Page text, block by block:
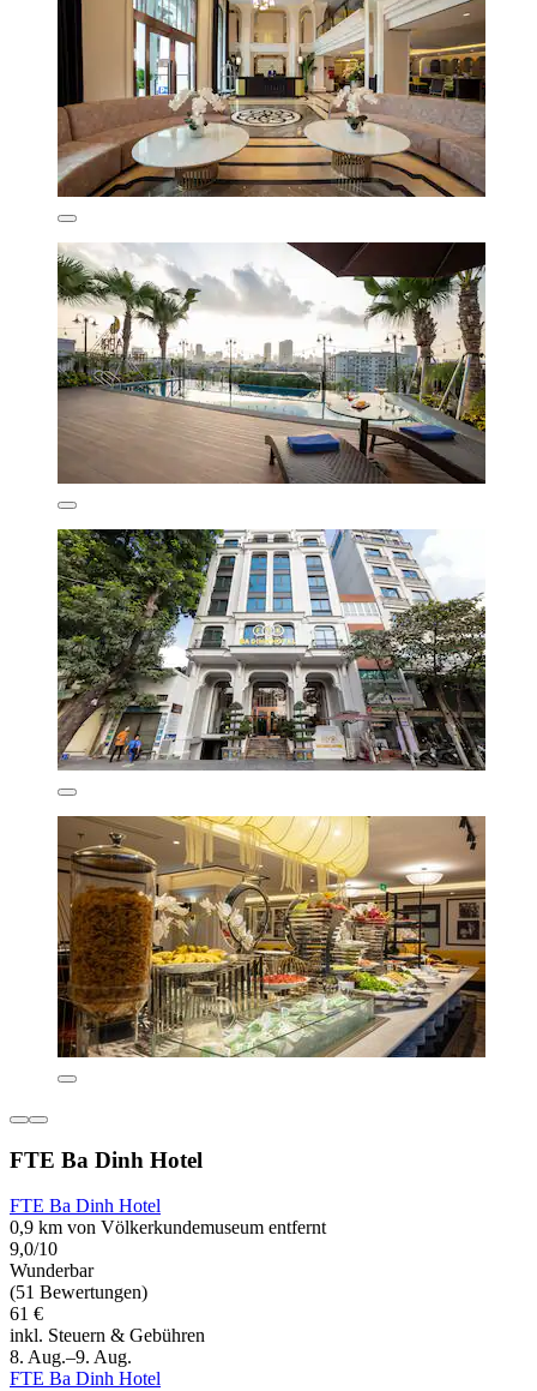
FTE Ba Dinh Hotel
FTE Ba Dinh Hotel
0,9 km von Völkerkundemuseum entfernt
9,0/10
Wunderbar
(51 Bewertungen)
61 €
inkl. Steuern & Gebühren
8. Aug.–9. Aug.
FTE Ba Dinh Hotel